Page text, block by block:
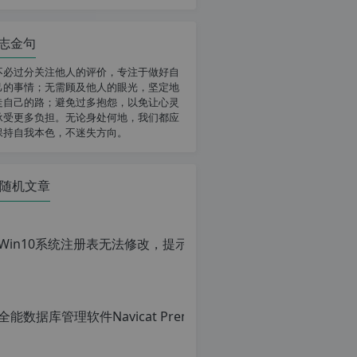
金句
必过分关注他人的评价，专注于做好自
的事情；无需顾及他人的眼光，坚定地
自己的路；避免过多抱怨，以免让心灵
受更多负担。无论身处何地，我们都应
持自我本色，不迷失方向。
随机文章